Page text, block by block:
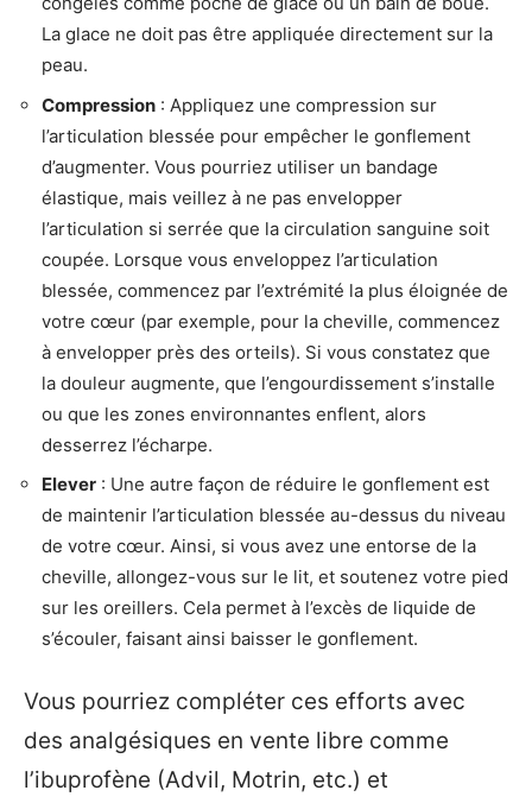
La glace ne doit pas être appliquée directement sur la
peau.
Compression : Appliquez une compression sur
l’articulation blessée pour empêcher le gonflement
d’augmenter. Vous pourriez utiliser un bandage
élastique, mais veillez à ne pas envelopper
l’articulation si serrée que la circulation sanguine soit
coupée. Lorsque vous enveloppez l’articulation
blessée, commencez par l’extrémité la plus éloignée de
votre cœur (par exemple, pour la cheville, commencez
à envelopper près des orteils). Si vous constatez que
la douleur augmente, que l’engourdissement s’installe
ou que les zones environnantes enflent, alors
desserrez l’écharpe.
Elever : Une autre façon de réduire le gonflement est
de maintenir l’articulation blessée au-dessus du niveau
de votre cœur. Ainsi, si vous avez une entorse de la
cheville, allongez-vous sur le lit, et soutenez votre pied
sur les oreillers. Cela permet à l’excès de liquide de
s’écouler, faisant ainsi baisser le gonflement.
Vous pourriez compléter ces efforts avec
des analgésiques en vente libre comme
l’ibuprofène (Advil, Motrin, etc.) et